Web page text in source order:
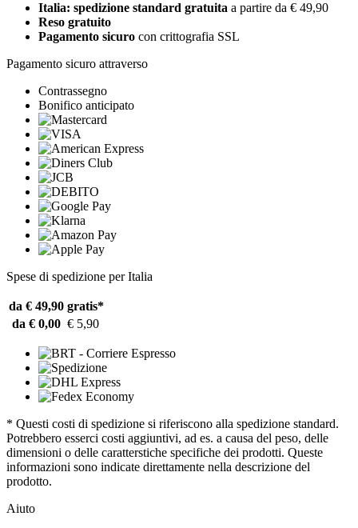
Italia: spedizione standard gratuita a partire da € 49,90
Reso gratuito
Pagamento sicuro con crittografia SSL
Pagamento sicuro attraverso
Contrassegno
Bonifico anticipato
Spese di spedizione per Italia
da € 49,90 gratis*
da € 0,00 € 5,90
* Questi costi di spedizione si riferiscono alla spedizione standard.
Potrebbero esserci costi aggiuntivi, ad es. a causa del peso, delle
dimensioni o delle caratterstiche specifiche dei prodotti. Queste
informazioni sono indicate direttamente nella descrizione del
prodotto.
Aiuto